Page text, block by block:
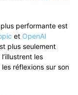
performante est
et OpenAI
plus seulement
les
les réflexions sur son